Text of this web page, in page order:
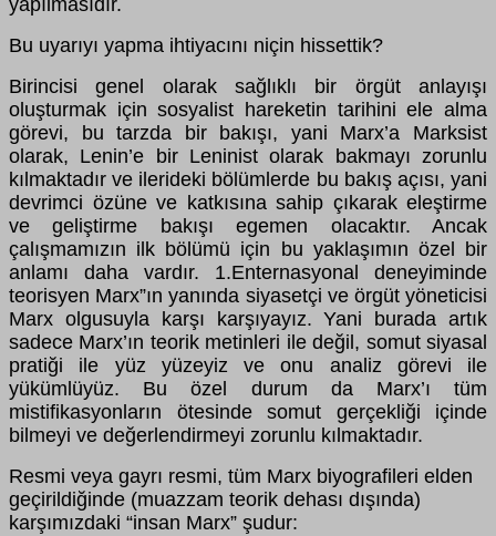
yapılmasıdır.
Bu uyarıyı yapma ihtiyacını niçin hissettik?
Birincisi genel olarak sağlıklı bir örgüt anlayışı
oluşturmak için sosyalist hareketin tarihini ele alma
görevi, bu tarzda bir bakışı, yani Marx’a Marksist
olarak, Lenin’e bir Leninist olarak bakmayı zorunlu
kılmaktadır ve ilerideki bölümlerde bu bakış açısı, yani
devrimci özüne ve katkısına sahip çıkarak eleştirme
ve geliştirme bakışı egemen olacaktır. Ancak
çalışmamızın ilk bölümü için bu yaklaşımın özel bir
anlamı daha vardır. 1.Enternasyonal deneyiminde
teorisyen Marx”ın yanında siyasetçi ve örgüt yöneticisi
Marx olgusuyla karşı karşıyayız. Yani burada artık
sadece Marx’ın teorik metinleri ile değil, somut siyasal
pratiği ile yüz yüzeyiz ve onu analiz görevi ile
yükümlüyüz. Bu özel durum da Marx’ı tüm
mistifikasyonların ötesinde somut gerçekliği içinde
bilmeyi ve değerlendirmeyi zorunlu kılmaktadır.
Resmi veya gayrı resmi, tüm Marx biyografileri elden
geçirildiğinde (muazzam teorik dehası dışında)
karşımızdaki “insan Marx” şudur: